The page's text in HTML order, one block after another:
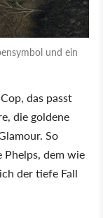
und ein
das passt
die goldene
So
Phelps, dem wie
der tiefe Fall